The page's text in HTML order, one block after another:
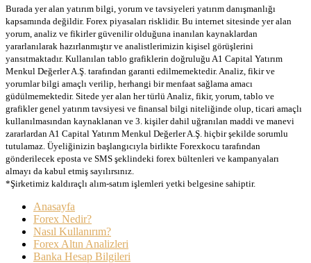
Burada yer alan yatırım bilgi, yorum ve tavsiyeleri yatırım danışmanlığı
kapsamında değildir. Forex piyasaları risklidir. Bu internet sitesinde yer alan
yorum, analiz ve fikirler güvenilir olduğuna inanılan kaynaklardan
yararlanılarak hazırlanmıştır ve analistlerimizin kişisel görüşlerini
yansıtmaktadır. Kullanılan tablo grafiklerin doğruluğu A1 Capital Yatırım
Menkul Değerler A.Ş. tarafından garanti edilmemektedir. Analiz, fikir ve
yorumlar bilgi amaçlı verilip, herhangi bir menfaat sağlama amacı
güdülmemektedir. Sitede yer alan her türlü Analiz, fikir, yorum, tablo ve
grafikler genel yatırım tavsiyesi ve finansal bilgi niteliğinde olup, ticari amaçlı
kullanılmasından kaynaklanan ve 3. kişiler dahil uğranılan maddi ve manevi
zararlardan A1 Capital Yatırım Menkul Değerler A.Ş. hiçbir şekilde sorumlu
tutulamaz. Üyeliğinizin başlangıcıyla birlikte Forexkocu tarafından
gönderilecek eposta ve SMS şeklindeki forex bültenleri ve kampanyaları
almayı da kabul etmiş sayılırsınız.
*Şirketimiz kaldıraçlı alım-satım işlemleri yetki belgesine sahiptir.
Anasayfa
Forex Nedir?
Nasıl Kullanırım?
Forex Altın Analizleri
Banka Hesap Bilgileri